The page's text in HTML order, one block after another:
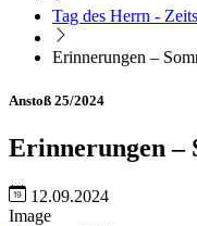
Tag des Herrn -
Erinnerungen –
Anstoß 25/2024
Erinnerungen –
12.09.2024
Image